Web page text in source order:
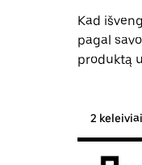
Kad
pagal
produktą
2 keleiviai